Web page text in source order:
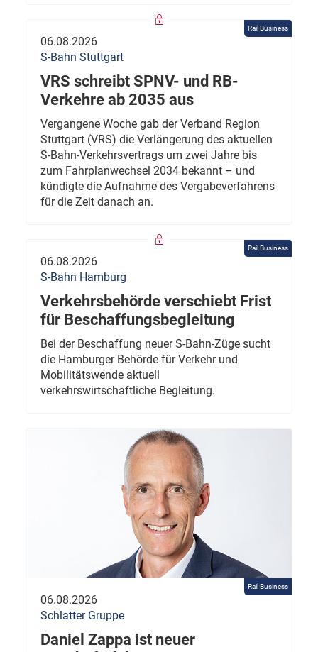
Rail Business
06.08.2026
S-Bahn Stuttgart
VRS schreibt SPNV- und RB-
Verkehre ab 2035 aus
Vergangene Woche gab der Verband Region
Stuttgart (VRS) die Verlängerung des aktuellen
S-Bahn-Verkehrsvertrags um zwei Jahre bis
zum Fahrplanwechsel 2034 bekannt – und
kündigte die Aufnahme des Vergabeverfahrens
für die Zeit danach an.
Rail Business
06.08.2026
S-Bahn Hamburg
Verkehrsbehörde verschiebt Frist
für Beschaffungsbegleitung
Bei der Beschaffung neuer S-Bahn-Züge sucht
die Hamburger Behörde für Verkehr und
Mobilitätswende aktuell
verkehrswirtschaftliche Begleitung.
Rail Business
06.08.2026
Schlatter Gruppe
Daniel Zappa ist neuer